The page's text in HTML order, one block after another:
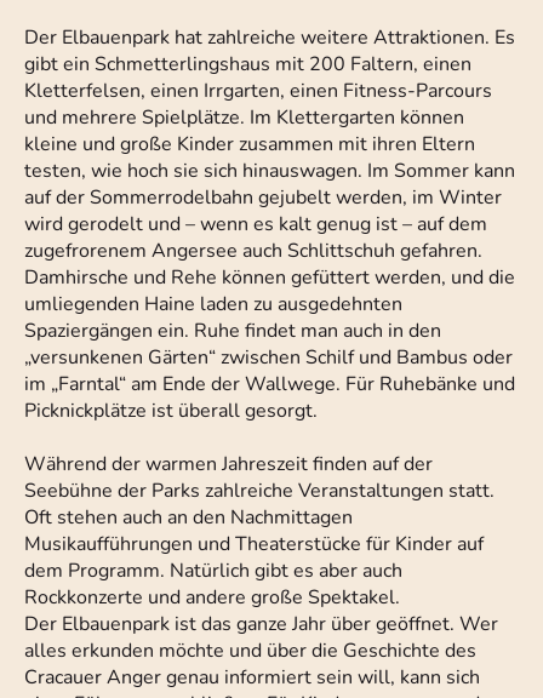
Der Elbauenpark hat zahlreiche weitere Attraktionen. Es
gibt ein Schmetterlingshaus mit 200 Faltern, einen
Kletterfelsen, einen Irrgarten, einen Fitness-Parcours
und mehrere Spielplätze. Im Klettergarten können
kleine und große Kinder zusammen mit ihren Eltern
testen, wie hoch sie sich hinauswagen. Im Sommer kann
auf der Sommerrodelbahn gejubelt werden, im Winter
wird gerodelt und – wenn es kalt genug ist – auf dem
zugefrorenem Angersee auch Schlittschuh gefahren.
Damhirsche und Rehe können gefüttert werden, und die
umliegenden Haine laden zu ausgedehnten
Spaziergängen ein. Ruhe findet man auch in den
„versunkenen Gärten“ zwischen Schilf und Bambus oder
im „Farntal“ am Ende der Wallwege. Für Ruhebänke und
Picknickplätze ist überall gesorgt.
Während der warmen Jahreszeit finden auf der
Seebühne der Parks zahlreiche Veranstaltungen statt.
Oft stehen auch an den Nachmittagen
Musikaufführungen und Theaterstücke für Kinder auf
dem Programm. Natürlich gibt es aber auch
Rockkonzerte und andere große Spektakel.
Der Elbauenpark ist das ganze Jahr über geöffnet. Wer
alles erkunden möchte und über die Geschichte des
Cracauer Anger genau informiert sein will, kann sich